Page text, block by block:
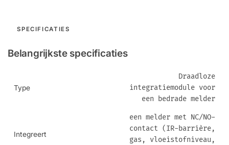
SPECIFICATIES
Belangrijkste specificaties
Type
Draadloze
integratiemodule voor
een bedrade melder
Integreert
een melder met NC/NO-
contact (IR-barrière,
gas, vloeistofniveau,